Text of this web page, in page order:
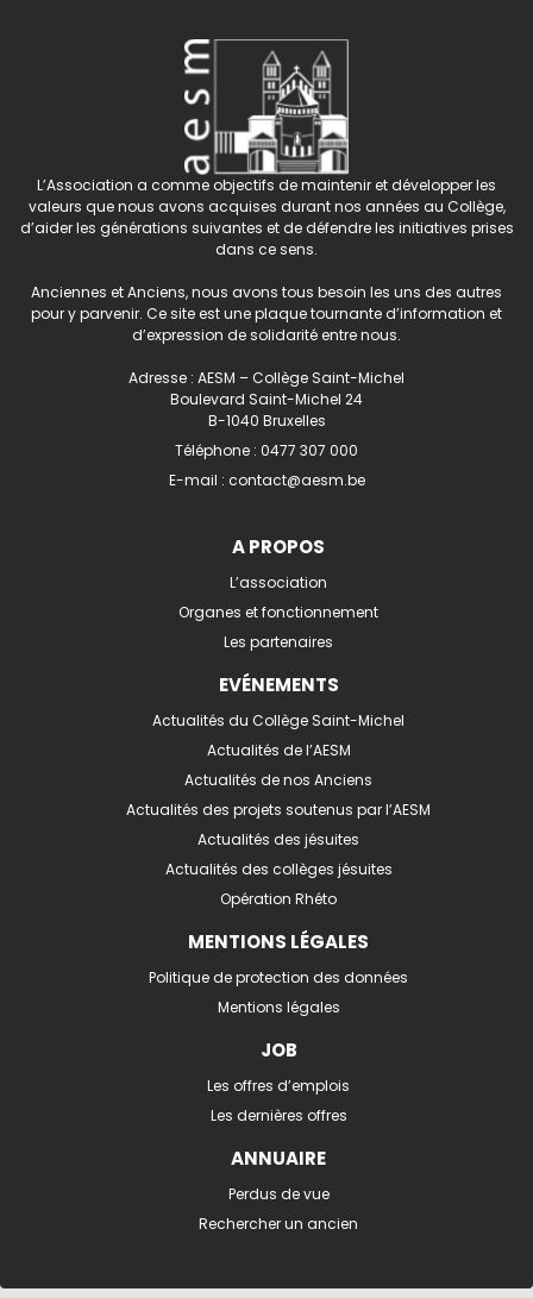
L’Association a comme objectifs de maintenir et développer les
valeurs que nous avons acquises durant nos années au Collège,
d’aider les générations suivantes et de défendre les initiatives prises
dans ce sens.
Anciennes et Anciens, nous avons tous besoin les uns des autres
pour y parvenir. Ce site est une plaque tournante d’information et
d’expression de solidarité entre nous.
Adresse : AESM – Collège Saint-Michel
Boulevard Saint-Michel 24
B-1040 Bruxelles
Téléphone : 0477 307 000
E-mail : contact@aesm.be
A PROPOS
L’association
Organes et fonctionnement
Les partenaires
EVÉNEMENTS
Actualités du Collège Saint-Michel
Actualités de l’AESM
Actualités de nos Anciens
Actualités des projets soutenus par l’AESM
Actualités des jésuites
Actualités des collèges jésuites
Opération Rhéto
MENTIONS LÉGALES
Politique de protection des données
Mentions légales
JOB
Les offres d’emplois
Les dernières offres
ANNUAIRE
Perdus de vue
Rechercher un ancien